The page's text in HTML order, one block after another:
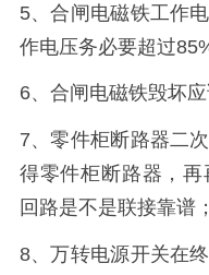
5、合闸电磁铁工作
作电压务必要超过
6、合闸电磁铁毁坏
7、零件柜断路器二
得零件柜断路器，
回路是不是联接靠谱；
8、万转电源开关在